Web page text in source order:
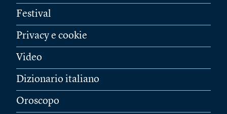
Festival
Privacy e cookie
Video
Dizionario italiano
Oroscopo